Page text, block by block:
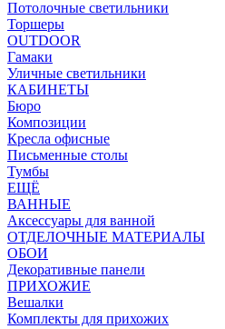
Потолочные светильники
Торшеры
OUTDOOR
Гамаки
Уличные светильники
КАБИНЕТЫ
Бюро
Композиции
Кресла офисные
Письменные столы
Тумбы
ЕЩЁ
ВАННЫЕ
Аксессуары для ванной
ОТДЕЛОЧНЫЕ МАТЕРИАЛЫ
ОБОИ
Декоративные панели
ПРИХОЖИЕ
Вешалки
Комплекты для прихожих